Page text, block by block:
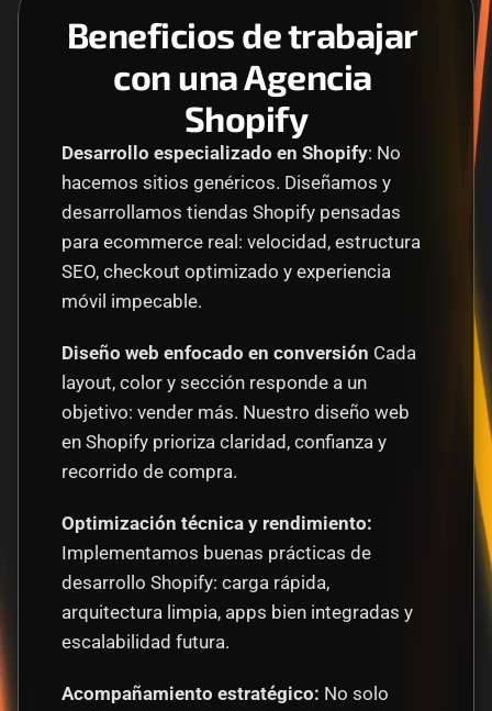
Beneficios de trabajar
con una Agencia
Shopify
Desarrollo especializado en Shopify: No
hacemos sitios genéricos. Diseñamos y
desarrollamos tiendas Shopify pensadas
para ecommerce real: velocidad, estructura
SEO, checkout optimizado y experiencia
móvil impecable.
Diseño web enfocado en conversión Cada
layout, color y sección responde a un
objetivo: vender más. Nuestro diseño web
en Shopify prioriza claridad, confianza y
recorrido de compra.
Implementamos buenas prácticas de
desarrollo Shopify: carga rápida,
arquitectura limpia, apps bien integradas y
escalabilidad futura.
Acompañamiento estratégico: No solo